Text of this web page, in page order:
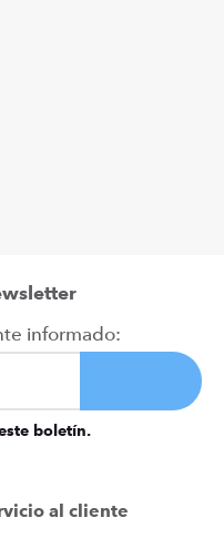
informado:
boletín.
al cliente